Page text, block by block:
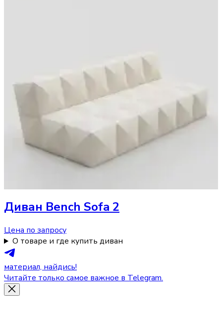
Диван Bench Sofa 2
Цена по запросу
О товаре и где купить диван
материал, найдись!
Читайте только самое важное в Telegram.